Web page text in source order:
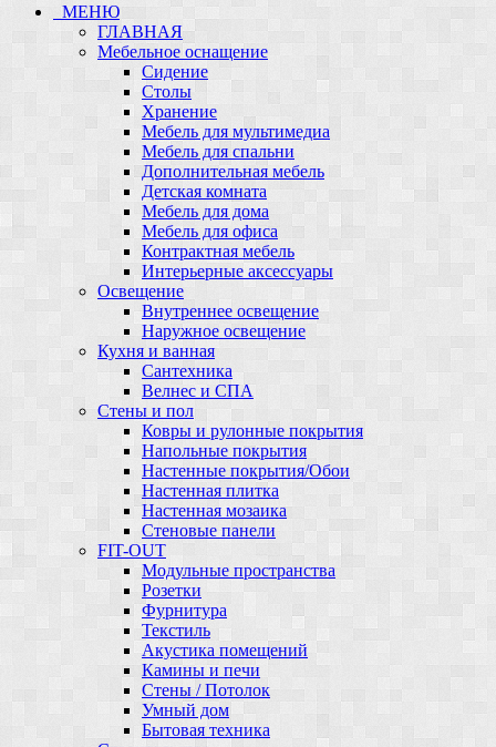
МЕНЮ
ГЛАВНАЯ
Мебельное оснащение
Сидение
Столы
Хранение
Мебель для мультимедиа
Мебель для спальни
Дополнительная мебель
Детская комната
Мебель для дома
Мебель для офиса
Контрактная мебель
Интерьерные аксессуары
Освещение
Внутреннее освещение
Наружное освещение
Кухня и ванная
Сантехника
Велнес и СПА
Стены и пол
Ковры и рулонные покрытия
Напольные покрытия
Настенные покрытия/Обои
Настенная плитка
Настенная мозаика
Стеновые панели
FIT-OUT
Модульные пространства
Розетки
Фурнитура
Текстиль
Акустика помещений
Камины и печи
Стены / Потолок
Умный дом
Бытовая техника